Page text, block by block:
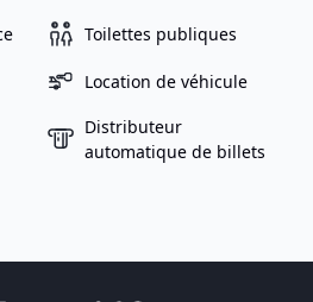
Toilettes publiques
Location de véhicule
Distributeur
automatique de billets